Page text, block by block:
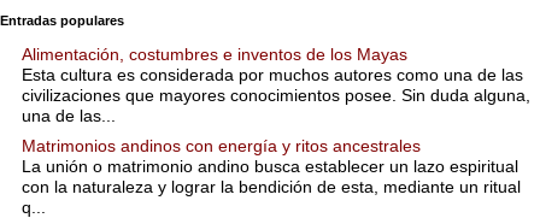
Entradas populares
Alimentación, costumbres e inventos de los Mayas
Esta cultura es considerada por muchos autores como una de las
civilizaciones que mayores conocimientos posee. Sin duda alguna,
una de las...
Matrimonios andinos con energía y ritos ancestrales
La unión o matrimonio andino busca establecer un lazo espiritual
con la naturaleza y lograr la bendición de esta, mediante un ritual
q...